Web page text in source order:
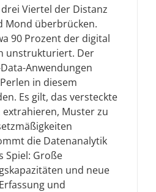
Viertel der Distanz
Mond überbrücken.
90 Prozent der digital
unstrukturiert. Der
Anwendungen
in diesem
Es gilt, das versteckte
extrahieren, Muster zu
die Datenanalytik
Spiel: Große
und neue
und